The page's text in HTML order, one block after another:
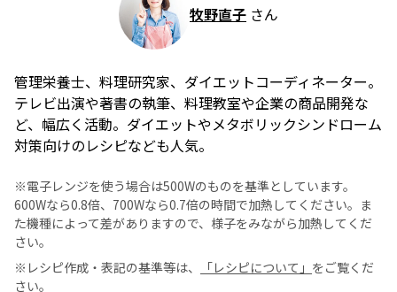
牧野直子 さん
管理栄養士、料理研究家、ダイエットコーディネーター。
テレビ出演や著書の執筆、料理教室や企業の商品開発な
ど、幅広く活動。ダイエットやメタボリックシンドローム
対策向けのレシピなども人気。
※電子レンジを使う場合は500Wのものを基準としています。
600Wなら0.8倍、700Wなら0.7倍の時間で加熱してください。ま
た機種によって差がありますので、様子をみながら加熱してくだ
さい。
※レシピ作成・表記の基準等は、
「レシピについて」 をご覧くだ
さい。